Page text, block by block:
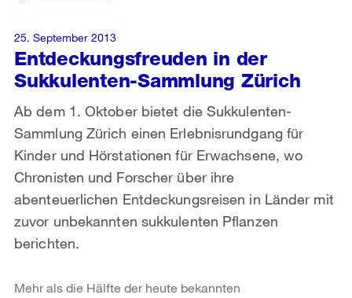
Entdeckungsfreuden in der
Sukkulenten-Sammlung Zürich
Ab dem 1. Oktober bietet die Sukkulenten-
Sammlung Zürich einen Erlebnisrundgang für
Kinder und Hörstationen für Erwachsene, wo
Chronisten und Forscher über ihre
abenteuerlichen Entdeckungsreisen in Länder mit
zuvor unbekannten sukkulenten Pflanzen
berichten.
25. September 2013
Mehr als die Hälfte der heute bekannten